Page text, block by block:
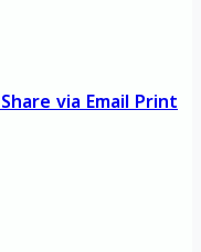
Share via EmailPrint